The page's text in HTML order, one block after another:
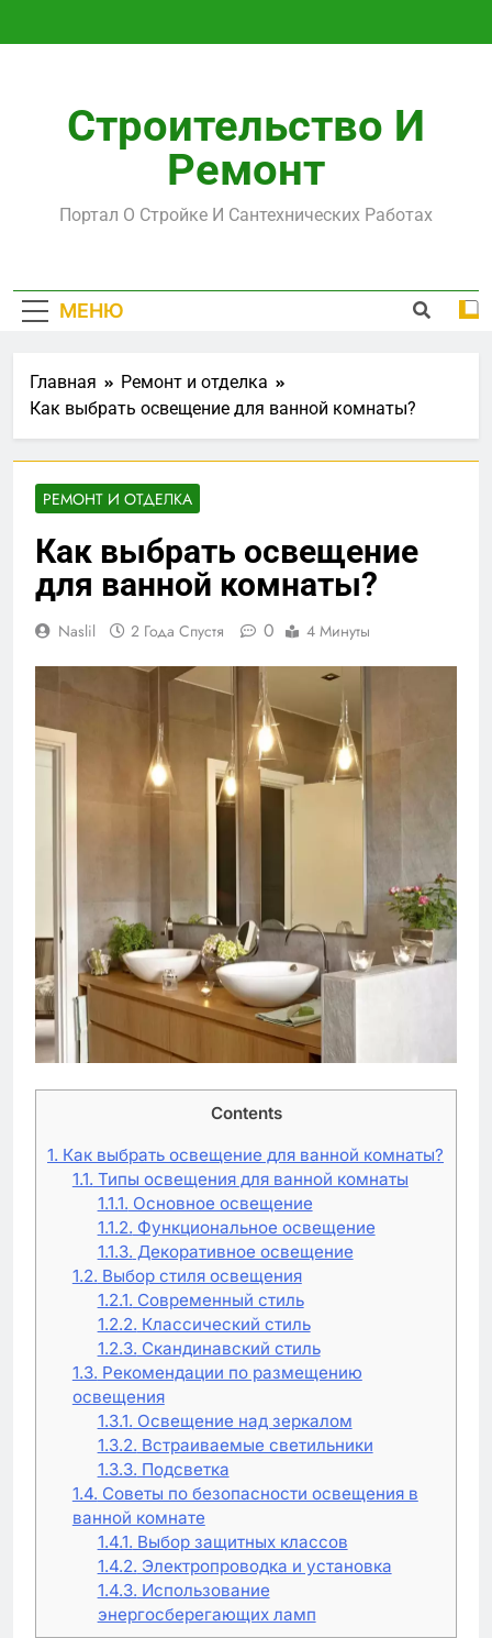
Строительство И
Ремонт
Портал О Стройке И Сантехнических Работах
МЕНЮ
Главная
Ремонт и отделка
Как выбрать освещение для ванной комнаты?
РЕМОНТ И ОТДЕЛКА
Как выбрать освещение
для ванной комнаты?
Naslil 2 Года Спустя 0 4 Минуты
Contents
1. Как выбрать освещение для ванной комнаты?
1.1. Типы освещения для ванной комнаты
1.1.1. Основное освещение
1.1.2. Функциональное освещение
1.1.3. Декоративное освещение
1.2. Выбор стиля освещения
1.2.1. Современный стиль
1.2.2. Классический стиль
1.2.3. Скандинавский стиль
1.3. Рекомендации по размещению
освещения
1.3.1. Освещение над зеркалом
1.3.2. Встраиваемые светильники
1.3.3. Подсветка
1.4. Советы по безопасности освещения в
ванной комнате
1.4.1. Выбор защитных классов
1.4.2. Электропроводка и установка
1.4.3. Использование
энергосберегающих ламп